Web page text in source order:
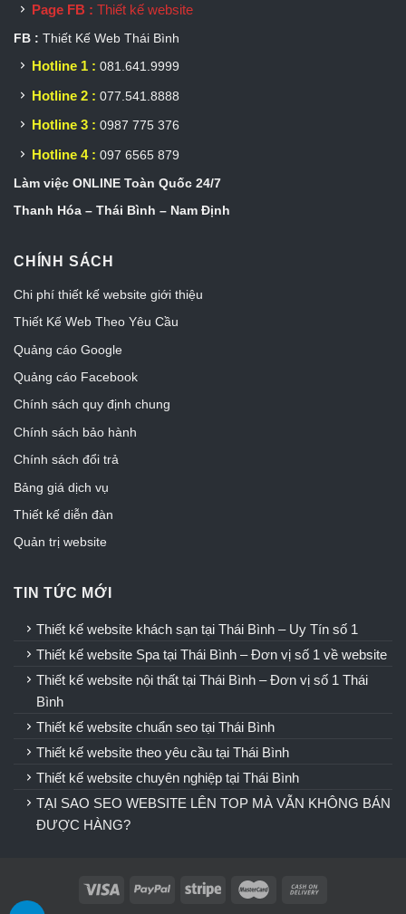
Page FB : Thiết kế website
FB : Thiết Kế Web Thái Bình
Hotline 1 : 081.641.9999
Hotline 2 : 077.541.8888
Hotline 3 : 0987 775 376
Hotline 4 : 097 6565 879
Làm việc ONLINE Toàn Quốc 24/7
Thanh Hóa – Thái Bình – Nam Định
CHÍNH SÁCH
Chi phí thiết kế website giới thiệu
Thiết Kế Web Theo Yêu Cầu
Quảng cáo Google
Quảng cáo Facebook
Chính sách quy định chung
Chính sách bảo hành
Chính sách đổi trả
Bảng giá dịch vụ
Thiết kế diễn đàn
Quản trị website
TIN TỨC MỚI
Thiết kế website khách sạn tại Thái Bình – Uy Tín số 1
Thiết kế website Spa tại Thái Bình – Đơn vị số 1 về website
Thiết kế website nội thất tại Thái Bình – Đơn vị số 1 Thái
Bình
Thiết kế website chuẩn seo tại Thái Bình
Thiết kế website theo yêu cầu tại Thái Bình
Thiết kế website chuyên nghiệp tại Thái Bình
TẠI SAO SEO WEBSITE LÊN TOP MÀ VẪN KHÔNG BÁN
ĐƯỢC HÀNG?